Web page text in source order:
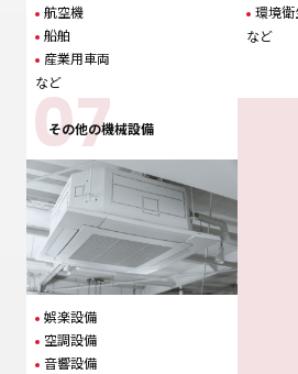
航空機
船舶
産業用車両
など
環境
など
その他の機械設備
娯楽設備
空調設備
音響設備